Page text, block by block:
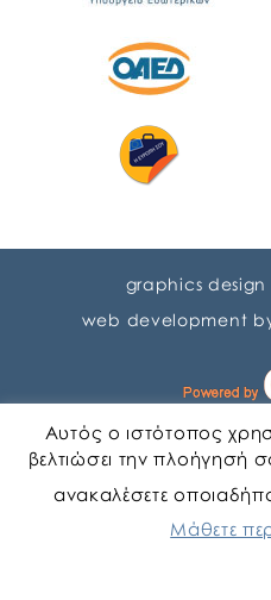
graphics design
web development
Αυτός ο ιστότοπος
βελτιώσει την πλοήγησή
ανακαλέσετε
Μάθετε
Αγγλικα